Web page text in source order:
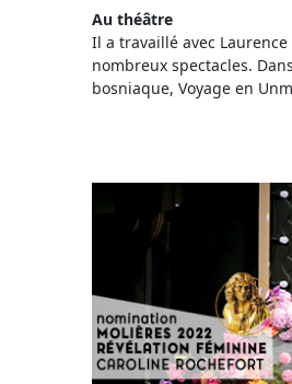
Au théâtre
Il a travaillé avec
nombreux spectacles.
bosniaque, Voyage en